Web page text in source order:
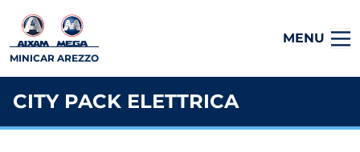
MINICAR AREZZO
MENU
CITY PACK ELETTRICA